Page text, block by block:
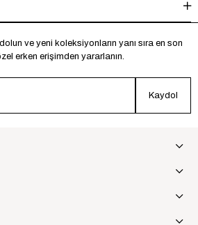
ve yeni koleksiyonların yanı sıra en son
erken erişimden yararlanın.
Kaydol